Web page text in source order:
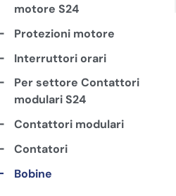
motore S24
Protezioni motore
Interruttori orari
Per settore Contattori
modulari S24
Contattori modulari
Contatori
Bobine